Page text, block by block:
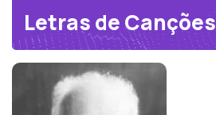
Letras de Canções